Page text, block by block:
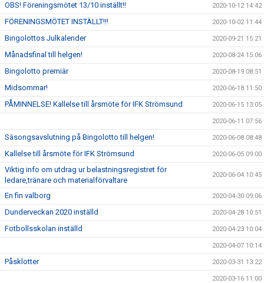
OBS! Föreningsmötet 13/10 inställt!! 2020-10-12 14:42
FÖRENINGSMÖTET INSTÄLLT!!! 2020-10-02 11:44
Bingolottos Julkalender 2020-09-21 15:21
Månadsfinal till helgen! 2020-08-24 15:06
Bingolotto premiär 2020-08-19 08:51
Midsommar! 2020-06-18 11:50
PÅMINNELSE! Kallelse till årsmöte för IFK Strömsund 2020-06-15 13:05
2020-06-11 07:56
Säsongsavslutning på Bingolotto till helgen! 2020-06-08 08:48
Kallelse till årsmöte för IFK Strömsund 2020-06-05 09:00
Viktig info om utdrag ur belastningsregistret för
ledare,tränare och materialförvaltare
2020-06-04 10:45
En fin valborg 2020-04-30 09:06
Dunderveckan 2020 inställd 2020-04-28 10:51
Fotbollsskolan inställd 2020-04-23 10:04
2020-04-07 10:14
Påsklotter 2020-03-31 13:22
2020-03-16 11:00